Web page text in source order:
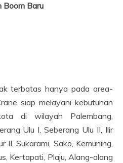
Boom Baru
terbatas hanya pada area-
siap melayani kebutuhan
di wilayah Palembang,
Ulu I, Seberang Ulu II, Ilir
II, Sukarami, Sako, Kemuning,
Kertapati, Plaju, Alang-alang